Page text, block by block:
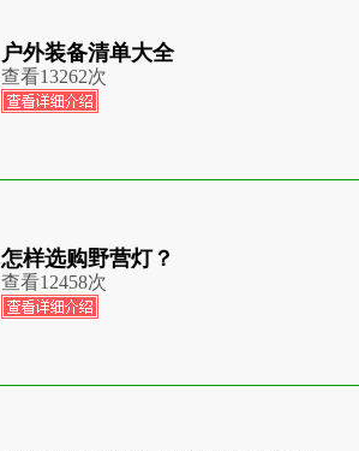
户外装备清单大全
查看13262次
怎样选购野营灯？
查看12458次